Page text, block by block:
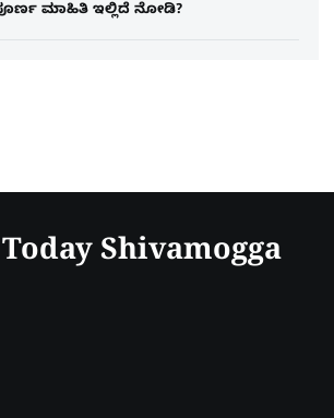
ಮಾಹಿತಿ ಇಲ್ಲಿದೆ ನೋಡಿ?
Shivamogga